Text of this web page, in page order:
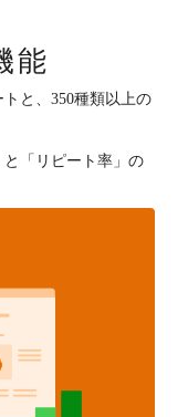
能
と、350種類以上の
「リピート率」の